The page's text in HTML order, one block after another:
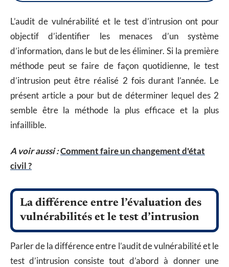
L’audit de vulnérabilité et le test d’intrusion ont pour
objectif d’identifier les menaces d’un système
d’information, dans le but de les éliminer. Si la première
méthode peut se faire de façon quotidienne, le test
d’intrusion peut être réalisé 2 fois durant l’année. Le
présent article a pour but de déterminer lequel des 2
semble être la méthode la plus efficace et la plus
infaillible.
A voir aussi :Comment faire un changement d'état
civil ?
La différence entre l’évaluation des
vulnérabilités et le test d’intrusion
Parler de la différence entre l’audit de vulnérabilité et le
test d’intrusion consiste tout d’abord à donner une